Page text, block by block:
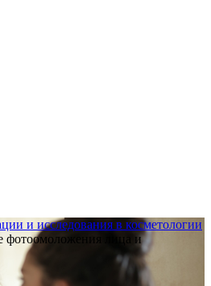
и исследования в косметологии
фотоомоложения лица и